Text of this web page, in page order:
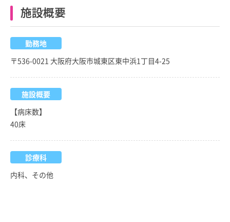
施設概要
勤務地
〒536-0021 大阪府大阪市城東区東中浜1丁目4-25
施設概要
【病床数】
40床
診療科
内科、その他